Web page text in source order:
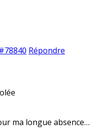
Répondre
ma longue absence…